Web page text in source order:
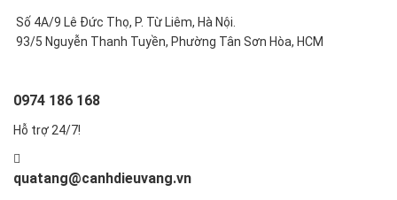
Số 4A/9 Lê Đức Thọ, P. Từ Liêm, Hà Nội.
93/5 Nguyễn Thanh Tuyền, Phường Tân Sơn Hòa, HCM
0974 186 168
Hỗ trợ 24/7!
quatang@canhdieuvang.vn